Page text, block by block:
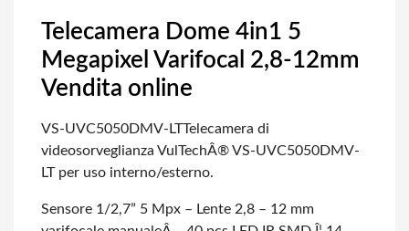
Telecamera Dome 4in1 5
Megapixel Varifocal 2,8-12mm
Vendita online
VS-UVC5050DMV-LTTelecamera di
videosorveglianza VulTechÂ® VS-UVC5050DMV-
LT per uso interno/esterno.
Sensore 1/2,7” 5 Mpx – Lente 2,8 – 12 mm